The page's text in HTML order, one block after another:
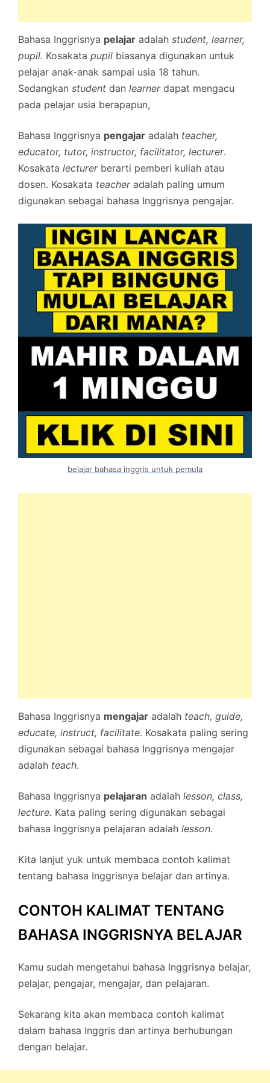
Bahasa Inggrisnya pelajar adalah student, learner,
pupil. Kosakata pupil biasanya digunakan untuk
pelajar anak-anak sampai usia 18 tahun.
Sedangkan student dan learnerdapat mengacu
pada pelajar usia berapapun,
Bahasa Inggrisnya pengajar adalah teacher,
educator, tutor, instructor, facilitator, lecturer.
Kosakata lecturerberarti pemberi kuliah atau
dosen. Kosakata teacheradalah paling umum
digunakan sebagai bahasa Inggrisnya pengajar.
belajar bahasa inggris untuk pemula
Bahasa Inggrisnya mengajar adalah teach, guide,
educate, instruct, facilitate. Kosakata paling sering
digunakan sebagai bahasa Inggrisnya mengajar
adalah teach.
Bahasa Inggrisnya pelajaran adalah lesson, class,
lecture. Kata paling sering digunakan sebagai
bahasa Inggrisnya pelajaran adalah lesson.
Kita lanjut yuk untuk membaca contoh kalimat
tentang bahasa Inggrisnya belajar dan artinya.
CONTOH KALIMAT TENTANG
BAHASA INGGRISNYA BELAJAR
Kamu sudah mengetahui bahasa Inggrisnya belajar,
pelajar, pengajar, mengajar, dan pelajaran.
Sekarang kita akan membaca contoh kalimat
dalam bahasa Inggris dan artinya berhubungan
dengan belajar.